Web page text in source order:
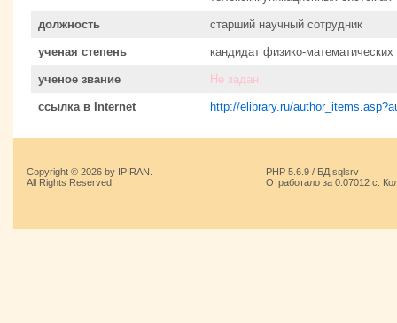
должность старший научный сотрудник
ученая степень кандидат физико-математических
ученое звание Не задан
ссылка в Internet http://elibrary.ru/
Copyright © 2026 by IPIRAN.
All Rights Reserved.
PHP 5.6.9 / БД sqlsrv
Отработало за 0.07012 с.